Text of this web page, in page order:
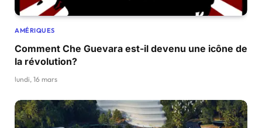
AMÉRIQUES
Comment Che Guevara est-il devenu une icône de
la révolution?
lundi, 16 mars